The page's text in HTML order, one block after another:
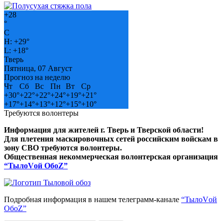
+28
°
C
H: +29°
L: +18°
Тверь
Пятница, 07 Август
Прогноз на неделю
Чт
Сб Вс Пн Вт
Ср
+30°+22°+22°+24°+19°+21°
+17°+14°+13°+12°+15°+10°
Требуются волонтеры
Информация для жителей г. Тверь и Тверской области!
Для плетения маскировочных сетей российским войскам в
зону СВО требуются волонтеры.
Общественная некоммерческая волонтерская организация
“ТылоVой ОбоZ”
Подробная информация в нашем телеграмм-канале “ТылоVой
ОбоZ”